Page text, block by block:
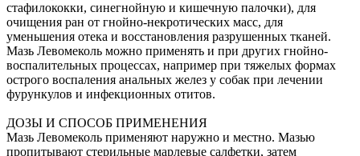
стафилококки, синегнойную и кишечную палочки), для
очищения ран от гнойно-некротических масс, для
уменьшения отека и восстановления разрушенных тканей.
Мазь Левомеколь можно применять и при других гнойно-
воспалительных процессах, например при тяжелых формах
острого воспаления анальных желез у собак при лечении
фурункулов и инфекционных отитов.
ДОЗЫ И СПОСОБ ПРИМЕНЕНИЯ
Мазь Левомеколь применяют наружно и местно. Мазью
пропитывают стерильные марлевые салфетки, затем